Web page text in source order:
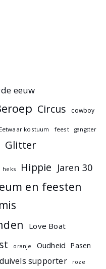
eeuw
Circus cowboy
Eetwaar kostuum feest gangster
Glitter
heks Hippie Jaren 30
en feesten
Love Boat
oranje Oudheid Pasen
supporter roze